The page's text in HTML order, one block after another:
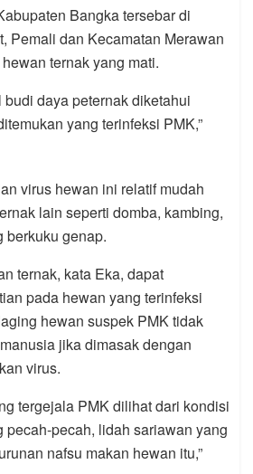
Bangka tersebar di
Pemali dan Kecamatan Merawan
ternak yang mati.
budi daya peternak diketahui
yang terinfeksi PMK,”
virus hewan ini relatif mudah
lain seperti domba, kambing,
berkuku genap.
ternak, kata Eka, dapat
pada hewan yang terinfeksi
hewan suspek PMK tidak
jika dimasak dengan
virus.
tergejala PMK dilihat dari kondisi
pecah-pecah, lidah sariawan yang
nafsu makan hewan itu,”